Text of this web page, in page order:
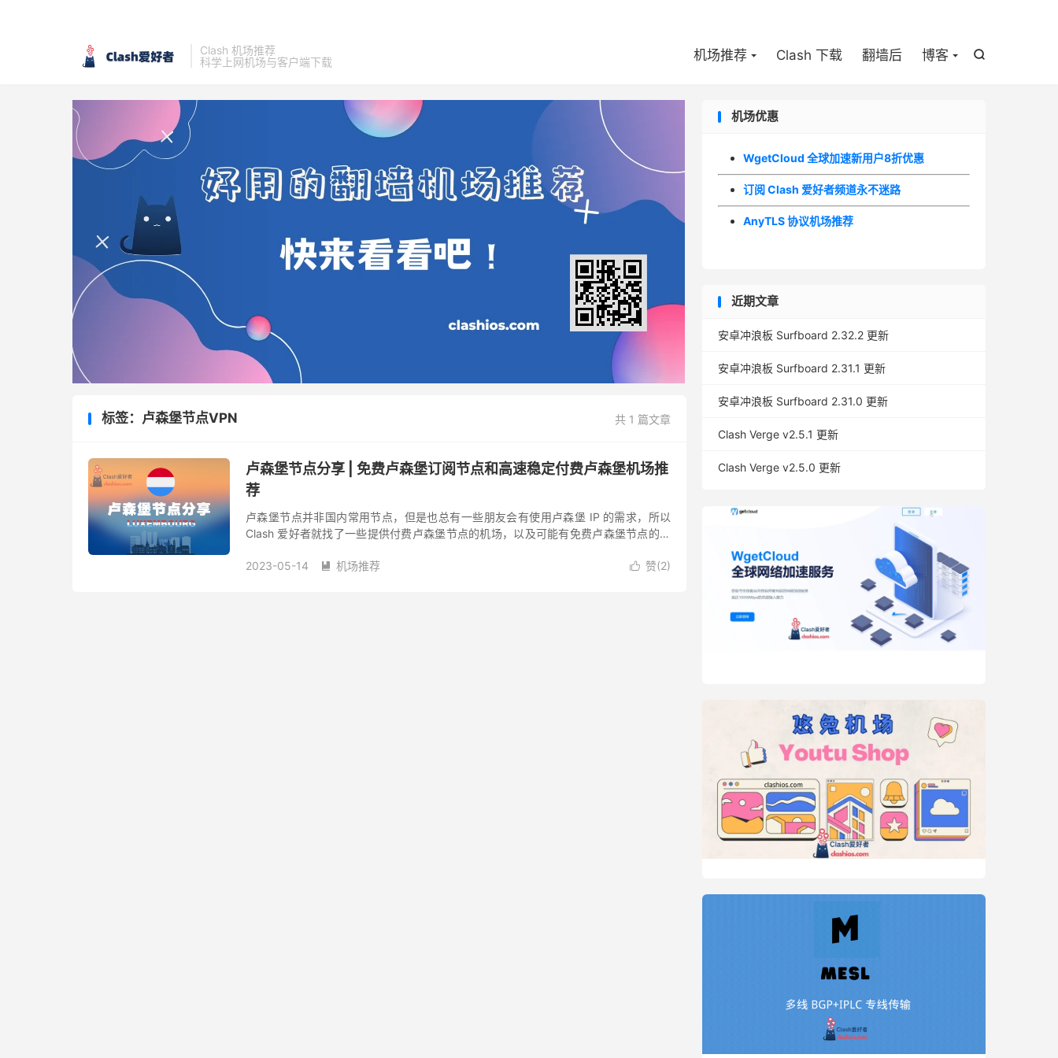
Clash 机场推荐
科学上网机场与客户端下载

机场推荐 Clash 下载 翻墙后 博客
共 1 篇文章
标签：卢森堡节点VPN
卢森堡节点分享 | 免费卢森堡订阅节点和高速稳定付费卢森堡机场推
荐
卢森堡节点并非国内常用节点，但是也总有一些朋友会有使用卢森堡 IP 的需求，所以
Clash 爱好者就找了一些提供付费卢森堡节点的机场，以及可能有免费卢森堡节点的订
 赞(2)
2023-05-14  机场推荐
机场优惠
WgetCloud 全球加速新用户8折优惠
订阅 Clash 爱好者频道永不迷路
AnyTLS 协议机场推荐
近期文章
安卓冲浪板 Surfboard 2.32.2 更新
安卓冲浪板 Surfboard 2.31.1 更新
安卓冲浪板 Surfboard 2.31.0 更新
Clash Verge v2.5.1 更新
Clash Verge v2.5.0 更新